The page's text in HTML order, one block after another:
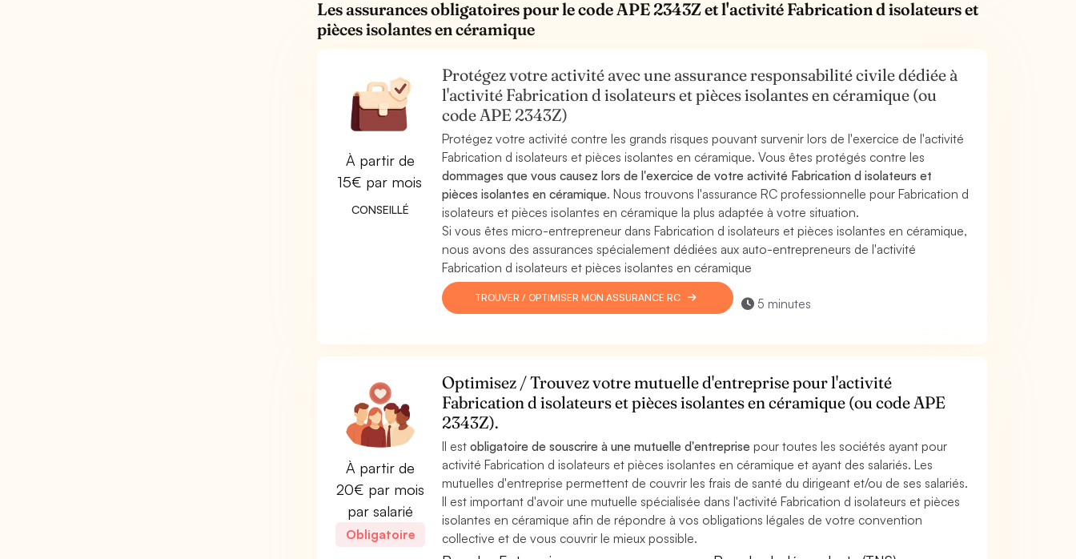
Les assurances obligatoires pour le code APE 2343Z et l'activité Fabrication d isolateurs et
pièces isolantes en céramique
À partir de
15€ par mois
CONSEILLÉ
Protégez votre activité avec une assurance responsabilité civile dédiée à
l'activité Fabrication d isolateurs et pièces isolantes en céramique (ou
code APE 2343Z)
Protégez votre activité contre les grands risques pouvant survenir lors de l'exercice de l'activité
Fabrication d isolateurs et pièces isolantes en céramique. Vous êtes protégés contre les
dommages que vous causez lors de l'exercice de votre activité Fabrication d isolateurs et
pièces isolantes en céramique. Nous trouvons l'assurance RC professionnelle pour Fabrication d
isolateurs et pièces isolantes en céramique la plus adaptée à votre situation.
Si vous êtes micro-entrepreneur dans Fabrication d isolateurs et pièces isolantes en céramique,
nous avons des assurances spécialement dédiées aux auto-entrepreneurs de l'activité
Fabrication d isolateurs et pièces isolantes en céramique
TROUVER / OPTIMISER MON ASSURANCE RC 5 minutes
À partir de
20€ par mois
par salarié
Obligatoire
Optimisez / Trouvez votre mutuelle d'entreprise pour l'activité
Fabrication d isolateurs et pièces isolantes en céramique (ou code APE
2343Z).
Il est obligatoire de souscrire à une mutuelle d'entreprise pour toutes les sociétés ayant pour
activité Fabrication d isolateurs et pièces isolantes en céramique et ayant des salariés. Les
mutuelles d'entreprise permettent de couvrir les frais de santé du dirigeant et/ou de ses salariés.
Il est important d'avoir une mutuelle spécialisée dans l'activité Fabrication d isolateurs et pièces
isolantes en céramique afin de répondre à vos obligations légales de votre convention
collective et de vous couvrir le mieux possible.